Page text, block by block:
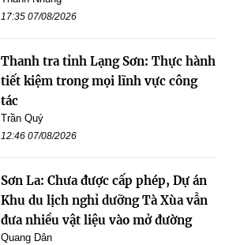
17:35 07/08/2026
Thanh tra tỉnh Lạng Sơn: Thực hành
tiết kiệm trong mọi lĩnh vực công
tác
Trần Quý
12:46 07/08/2026
Sơn La: Chưa được cấp phép, Dự án
Khu du lịch nghỉ dưỡng Tà Xùa vẫn
đưa nhiều vật liệu vào mở đường
Quang Dân